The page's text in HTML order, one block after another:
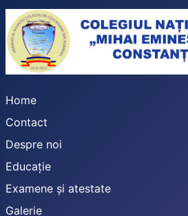
Home
Contact
Despre noi
Educație
Examene și atestate
Galerie